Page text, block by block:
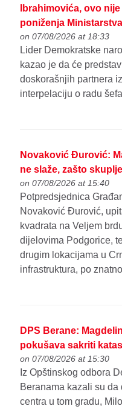
Ibrahimovića, ovo
poniženja
on 07/08/2026 at 18:33
Lider Demokratske
kazao je da će
doskorašnjih partnera
interpelaciju o radu
Novaković Đurović:
ne slaže, zašto
on 07/08/2026 at 15:40
Potpredsjednica
Novaković Đurović,
kvadrata na Veljem
dijelovima Podgorice,
drugim lokacijama u
infrastruktura, po
DPS Berane:
pokušava sakriti
on 07/08/2026 at 15:30
Iz Opštinskog odbora
Beranama kazali su
centra u tom gradu,